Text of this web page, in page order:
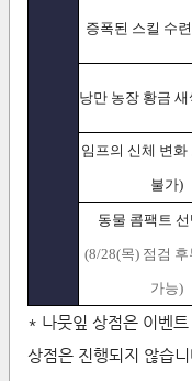
증폭된 스킬 수
낭만 농장 황금
임프의 신체 변화
불가)
동물 콤팩트
(8/28(목) 점검 후
가능)
* 나뭇잎 상점은 이벤
상점은 진행되지 않습니